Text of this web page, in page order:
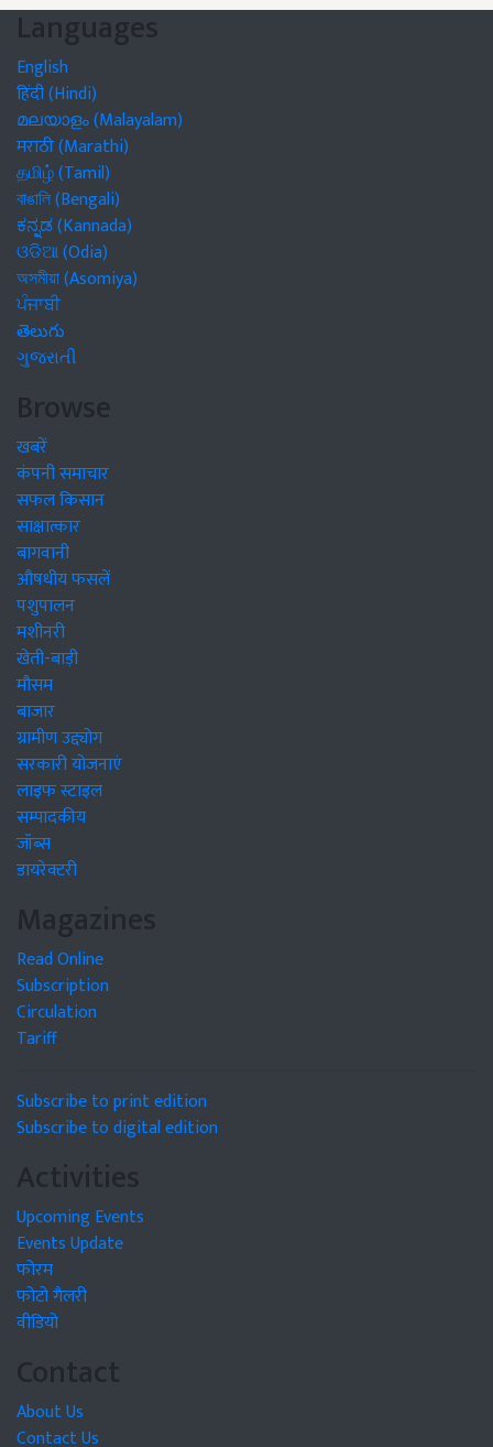
Languages
English
हिंदी (Hindi)
മലയാളം (Malayalam)
मराठी (Marathi)
தமிழ் (Tamil)
বাঙালি (Bengali)
ಕನ್ನಡ (Kannada)
ଓଡିଆ (Odia)
অসমীয়া (Asomiya)
ਪੰਜਾਬੀ
తెలుగు
ગુજરાતી
Browse
खबरें
कंपनी समाचार
सफल किसान
साक्षात्कार
बागवानी
औषधीय फसलें
पशुपालन
मशीनरी
खेती-बाड़ी
मौसम
बाजार
ग्रामीण उद्द्योग
सरकारी योजनाएं
लाइफ स्टाइल
सम्पादकीय
जॉब्स
डायरेक्टरी
Magazines
Read Online
Subscription
Circulation
Tariff
Subscribe to print edition
Subscribe to digital edition
Activities
Upcoming Events
Events Update
फोरम
फोटो गैलरी
वीडियो
Contact
About Us
Contact Us